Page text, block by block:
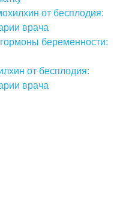
от бесплодия:
врача
беременности:
от бесплодия:
врача